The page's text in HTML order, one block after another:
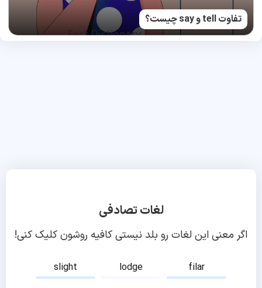
تفاوت tell و say چیست؟
لغات تصادفی
اگر معنی این لغات رو بلد نیستی کافیه روشون کلیک کنی!
slight lodge
filar